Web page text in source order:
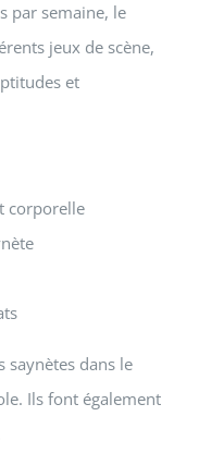
par semaine, le
jeux de scène,
et
corporelle
saynètes dans le
Ils font également